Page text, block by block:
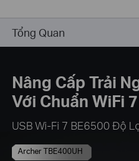
Tổng Quan
Nâng Cấp Trải
Với Chuẩn WiFi
USB Wi-Fi 7 BE6500 Độ
Archer TBE400UH